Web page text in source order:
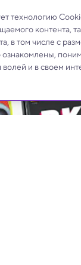
контента,
в том числе с
и в своем